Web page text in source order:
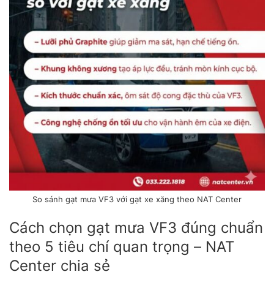
So sánh gạt mưa VF3 với gạt xe xăng theo NAT Center
Cách chọn gạt mưa VF3 đúng chuẩn
theo 5 tiêu chí quan trọng – NAT
Center chia sẻ